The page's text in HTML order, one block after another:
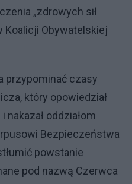
„zdrowych sił
Koalicji Obywatelskiej
przypominać czasy
który opowiedział
oddziałom
Bezpieczeństwa
powstanie
pod nazwą Czerwca